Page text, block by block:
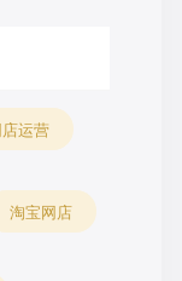
运营
淘宝网店